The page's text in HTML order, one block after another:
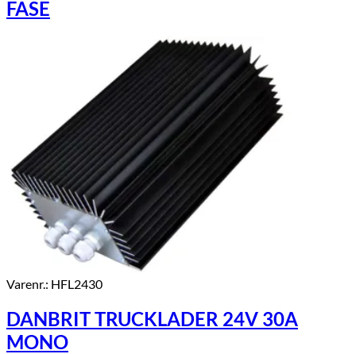
FASE
Varenr.: HFL2430
DANBRIT TRUCKLADER 24V 30A
MONO